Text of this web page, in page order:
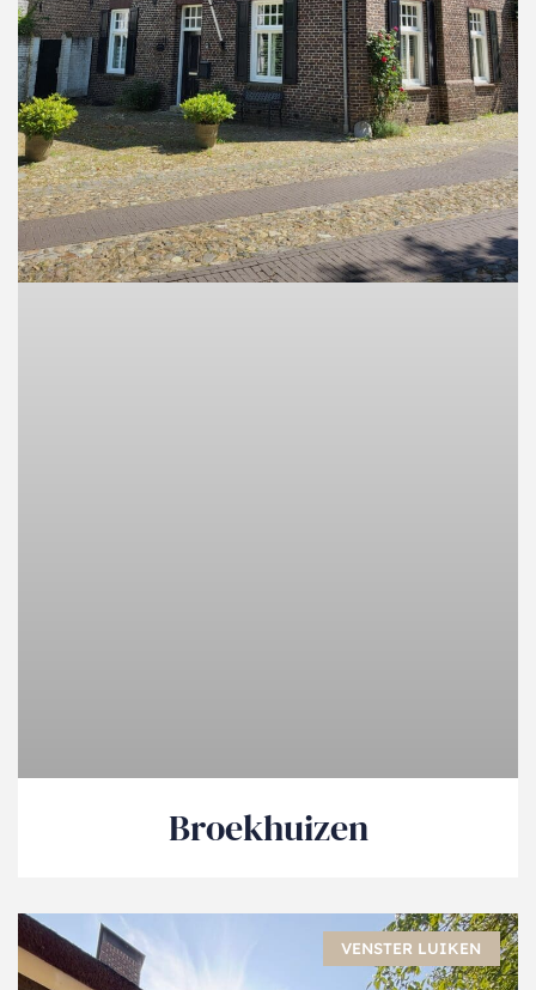
Broekhuizen
VENSTER LUIKEN